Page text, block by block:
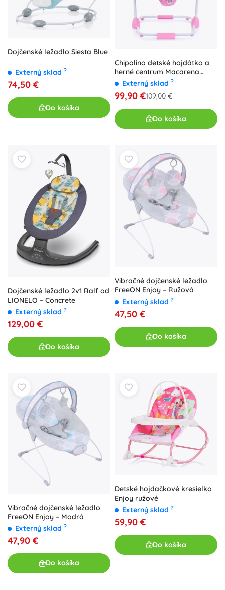
Dojčenské ležadlo Siesta Blue
Externý sklad ?
74,50 €
Do košíka
Chipolino detské hojdátko a
herné centrum Macarena
ružové
Externý sklad ?
99,90 €109,00 €
Do košíka
Dojčenské ležadlo 2v1 Ralf od
LIONELO – Concrete
Externý sklad ?
129,00 €
Do košíka
Vibračné dojčenské ležadlo
FreeON Enjoy – Ružová
Externý sklad ?
47,50 €
Do košíka
Vibračné dojčenské ležadlo
FreeON Enjoy – Modrá
Externý sklad ?
47,90 €
Do košíka
Detské hojdačkové kresielko
Enjoy ružové
Externý sklad ?
59,90 €
Do košíka